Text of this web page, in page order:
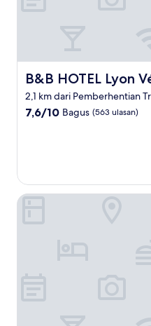
B&B HOTEL Lyon
B&B HOTEL Lyon
2,1 km dari Pemberhentian
7.6
7,6/10 Bagus (563 ulasan)
Staycity Aparthotels, Lyon